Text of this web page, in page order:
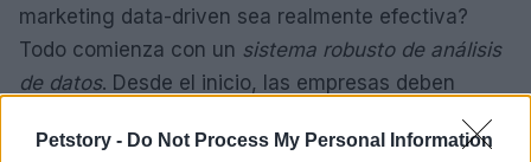
Petstory - Do Not Process My Personal Information
marketing data-driven sea realmente efectiva?
Todo comienza con un sistema robusto de análisis
de datos. Desde el inicio, las empresas deben
invertir en herramientas de análisis que se integren
sin problemas con sus plataformas de marketing.